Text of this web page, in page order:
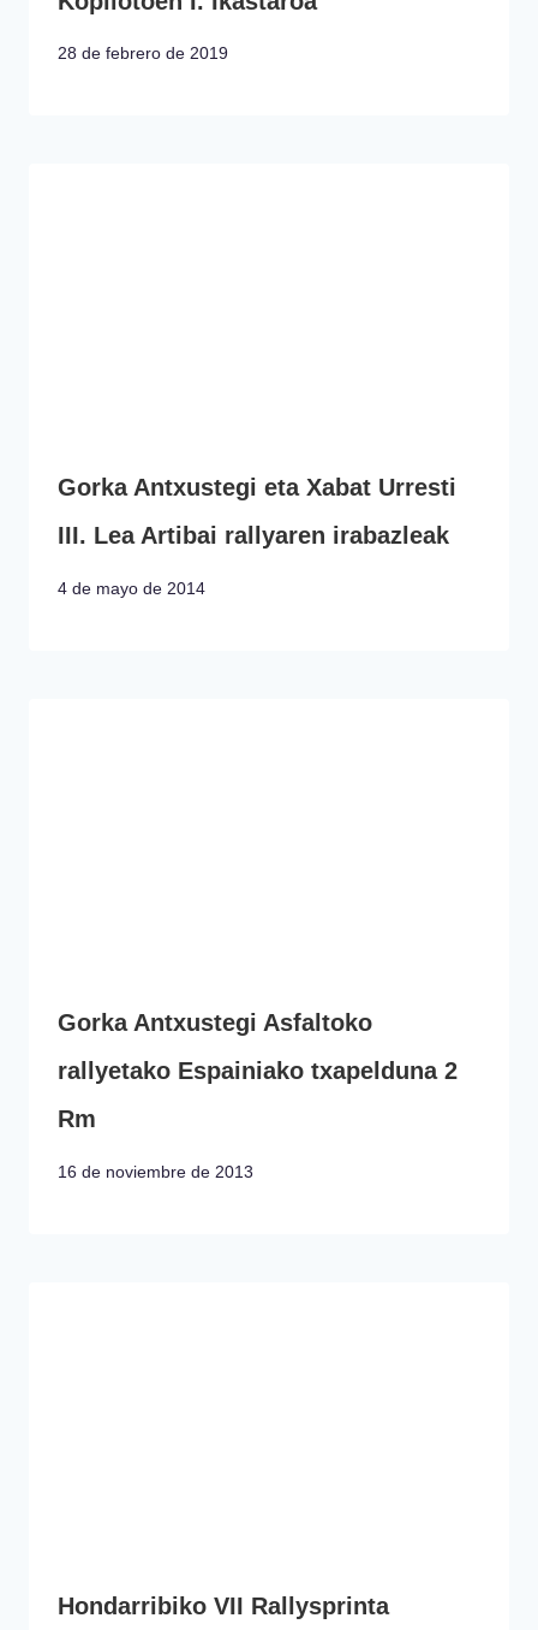
28 de febrero de 2019
Gorka Antxustegi eta Xabat Urresti
III. Lea Artibai rallyaren irabazleak
4 de mayo de 2014
Gorka Antxustegi Asfaltoko
rallyetako Espainiako txapelduna 2
Rm
16 de noviembre de 2013
Hondarribiko VII Rallysprinta